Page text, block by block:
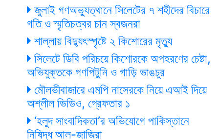
জুলাই গণঅভ্যুত্থানে সিলেটের ৭ শহীদের বিচারে
গতি ও স্মৃতিচত্বর চান স্বজনরা
শাল্লায় বিদ্যুৎস্পৃষ্টে ২ কিশোরের মৃত্যু
সিলেটে ডিবি পরিচয়ে কিশোরকে অপহরণের চেষ্টা,
অভিযুক্তকে গণপিটুনি ও গাড়ি ভাঙচুর
মৌলভীবাজারে এমপি নাসেরকে নিয়ে এআই দিয়ে
অশ্লীল ভিডিও, গ্রেফতার ১
‘হলুদ সাংবাদিকতা’র অভিযোগে পাকিস্তানে
নিষিদ্ধ আল-জাজিরা